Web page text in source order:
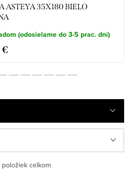
ASTEYA 35X180 BIELO
(odosielame do 3-5 prac. dní)
€
položiek celkom